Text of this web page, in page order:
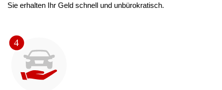
Sie erhalten Ihr Geld schnell und unbürokratisch.